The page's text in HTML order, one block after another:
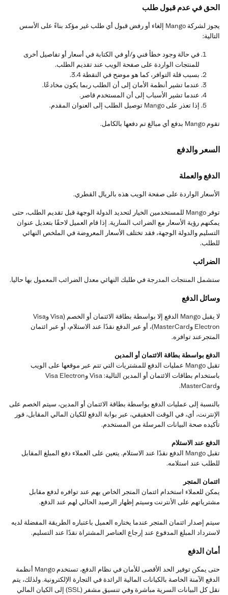
الحق في عدم قبول طلب
يجوز لشركة Mango إلغاء أو رفض قبول أي طلب غير مؤكد بناءً على الأسس
التالية:
في حالة وجود خطأ فني و/أو في الكتابة في أسعار أو تفاصيل أخرى
للمنتجات الواردة على صفحة الويب عند تقديم الطلب.
بسبب قلة التوافر، كما هو موضح في النقطة 3.4.
عندما تشير أنظمة الأمان إلى أن الطلب ربما يكون مخادعًا.
عندما تشير الأسباب إلى أن المستخدم قاصر.
إذا تعذر على Mango توصيل الطلب إلى العنوان المقدم.
تقوم Mango بدفع أي مبالغ تم دفعها بالكامل.
السعر والدفع
الدفع والعملة
الأسعار الواردة على صفحة الويب هذه بالريال القطري.
توفر Mango للمستخدمين الخيار لتحديد الدولة الوجهة قبل تقديم الطلب، حتى
يمكنهم رؤية الأسعار مع الضرائب السارية. إذا قام العميل لاحقًا بتعديل عنوان
التسليم والدولة الوجهة، فقد تختلف الأسعار المعروضة في الملخص النهائي
للطلب.
الضرائب
ستشمل المنتجات المدرجة في طلبك النهائي معدل الضرائب المعمول بها حاليا.
وسائل الدفع
لا يقبل Mango الدفع إلا بواسطة بطاقة الائتمان أو الخصم (Visa وVisa
Electron وMasterCard)، أو عبر الدفع نقدًا عند الاستلام، أو عبر ائتمان
المتجرعند توافره.
الدفع بواسطة بطاقة الائتمان أو المدين
تقبل Mango عمليات الدفع للمشتريات التي تتم عبر موقعها على الويب
باستخدام بطاقات الائتمان أو المدين التالية: Visa وVisa Electron
وMasterCard.
بالنسبة إلى عمليات الدفع بواسطة بطاقة الائتمان أو المدين، سيتم الخصم على
الإنترنت، أي، في الوقت الحقيقي، عبر بوابة الدفع للكيان المالي المقابل، فور
تأكيده صحة البيانات المرسلة من المستخدم.
الدفع عند الاستلام
تقبل Mango الدفع نقدًا عند الاستلام. يتعين على العملاء دفع المبلغ المقابل
للطلب عند استلامه.
ائتمان المتجر
يمكن للعملاء استخدام ائتمان المتجر الخاص بهم عند توافره لدفع مقابل
مشترياتهم على الأنترنت وسيتم إظهار الرصيد الحالي لهم عند الدفع.
سيتم إصدار ائتمان المتجر عندما يختاره العميل باعتباره الطريقة المفضلة لديه
لاسترداد المبلغ المدفوع عند إرجاع العناصر المشتراة نقدًا عند التسليم.
أمان الدفع
حتى يمكن توفير الحد الأقصى للأمان في نظام الدفع، تستخدم Mango أنظمة
الدفع الآمنة الخاصة بالكيانات المالية الرائدة في التجارة الإلكترونية. ولذلك، يتم
نقل كل البيانات السرية مباشرة وفي تنسيق مشفر (SSL) إلى الكيان المالي